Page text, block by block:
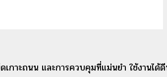
กาะถนน และการควบคุมที่แม่นยำ ใช้งานไ